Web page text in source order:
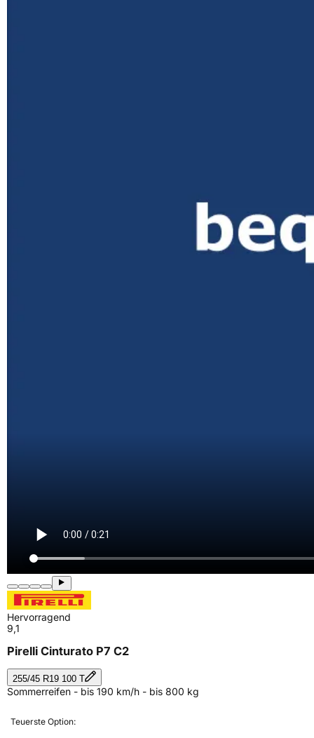
Hervorragend
9,1
Pirelli Cinturato P7 C2
255/45 R19 100 T
Sommerreifen - bis 190 km/h - bis 800 kg
Teuerste Option: